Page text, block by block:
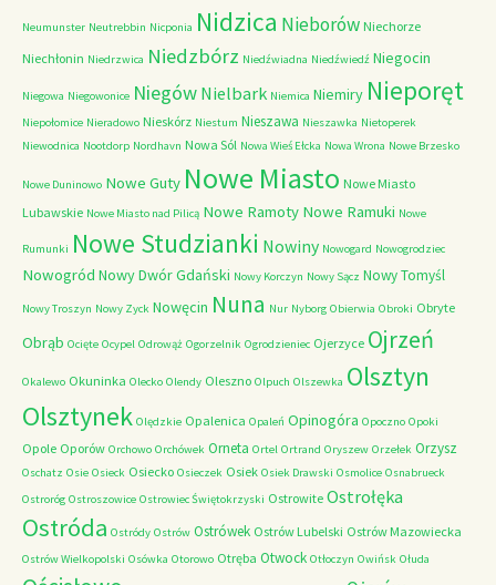
Neumunster Neutrebbin Nicponia Nidzica Nieborów Niechorze
Niechłonin Niedrzwica Niedzbórz Niedźwiadna Niedźwiedź Niegocin
Niegowa Niegowonice Niegów Nielbark Niemica Niemiry Nieporęt
Niepołomice Nieradowo Nieskórz Niestum Nieszawa Nieszawka Nietoperek
Niewodnica Nootdorp Nordhavn Nowa Sól Nowa Wieś Ełcka Nowa Wrona Nowe Brzesko
Nowe Duninowo Nowe Guty Nowe Miasto Nowe Miasto
Lubawskie Nowe Miasto nad Pilicą Nowe Ramoty Nowe Ramuki Nowe
Rumunki Nowe Studzianki Nowiny Nowogard Nowogrodziec
Nowogród Nowy Dwór Gdański Nowy Korczyn Nowy Sącz Nowy Tomyśl
Nowy Troszyn Nowy Zyck Nowęcin Nuna Nur Nyborg Obierwia Obroki Obryte
Obrąb Ocięte Ocypel Odrowąż Ogorzelnik Ogrodzieniec Ojerzyce Ojrzeń
Okalewo Okuninka Olecko Olendy Oleszno Olpuch Olszewka Olsztyn
Olsztynek Olędzkie Opalenica Opaleń Opinogóra Opoczno Opoki
Opole Oporów Orchowo Orchówek Orneta Ortel Ortrand Oryszew Orzełek Orzysz
Oschatz Osie Osieck Osiecko Osieczek Osiek Osiek Drawski Osmolice Osnabrueck
Ostroróg Ostroszowice Ostrowiec Świętokrzyski Ostrowite Ostrołęka
Ostróda Ostródy Ostrów Ostrówek Ostrów Lubelski Ostrów Mazowiecka
Ostrów Wielkopolski Osówka Otorowo Otręba Otwock Otłoczyn Owińsk Ołuda